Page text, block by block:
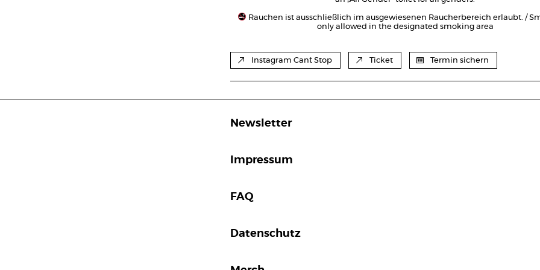
Rauchen ist ausschließlich im ausgewiesenen Raucherbereich erlaubt. /
only allowed in the designated smoking area
Instagram Can´t Stop Ticket Termin sichern
Newsletter
Impressum
FAQ
Datenschutz